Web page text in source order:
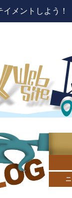
メントしよう